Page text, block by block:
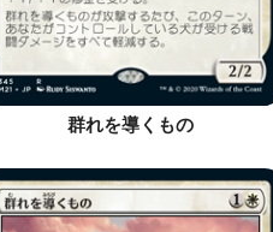
群れを導くもの